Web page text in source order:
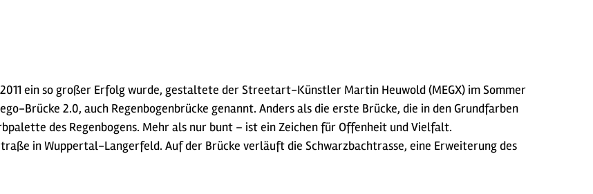
ein so großer Erfolg wurde, gestaltete der Streetart-Künstler Martin Heuwold (MEGX) im Sommer
Brücke 2.0, auch Regenbogenbrücke genannt. Anders als die erste Brücke, die in den Grundfarben
des Regenbogens. Mehr als nur bunt – ist ein Zeichen für Offenheit und Vielfalt.
in Wuppertal-Langerfeld. Auf der Brücke verläuft die Schwarzbachtrasse, eine Erweiterung des